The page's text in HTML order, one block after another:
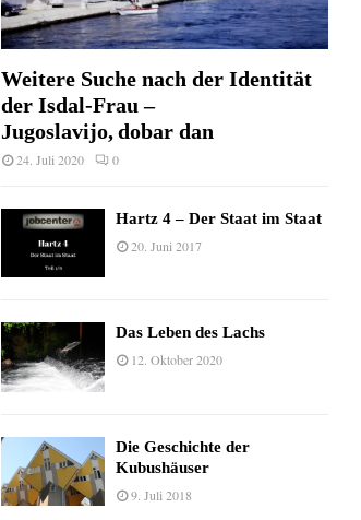
Weitere Suche nach der Identität
der Isdal-Frau –
Jugoslavijo, dobar dan
24. Juli 2020 0
Hartz 4 – Der Staat im Staat
20. Juni 2017
Das Leben des Lachs
12. Oktober 2020
Die Geschichte der
Kubushäuser
9. Juli 2018